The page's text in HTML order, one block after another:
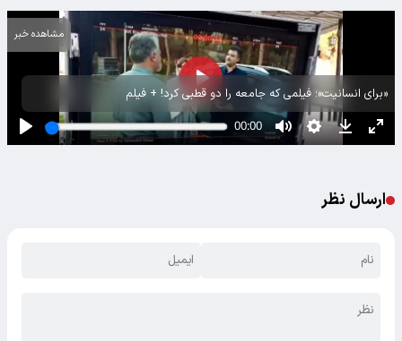
«برای انسانیت»؛ فیلمی که جامعه را دو قطبی کرد! + فیلم
مشاهده خبر
ارسال نظر